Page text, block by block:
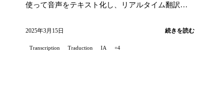
使って音声をテキスト化し、リアルタイム翻訳も
2025年3月15日 続きを読む
Transcription Traduction IA +4